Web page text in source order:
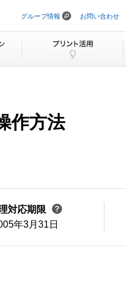
ビ
ョ
ッ
プ
グループ情報 お問い合わせ
作方法
対応期限
年3月31日